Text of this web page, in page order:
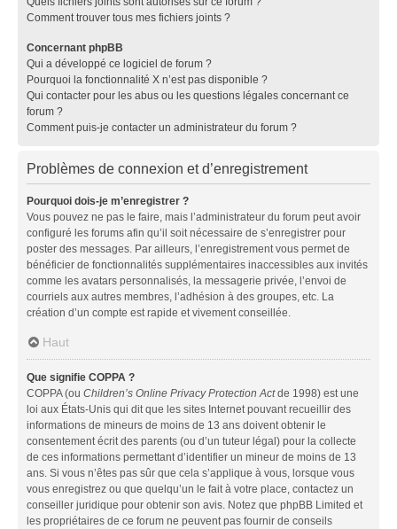
Comment trouver tous mes fichiers joints ?
Concernant phpBB
Qui a développé ce logiciel de forum ?
Pourquoi la fonctionnalité X n’est pas disponible ?
Qui contacter pour les abus ou les questions légales concernant ce
forum ?
Comment puis-je contacter un administrateur du forum ?
Problèmes de connexion et d’enregistrement
Pourquoi dois-je m’enregistrer ?
Vous pouvez ne pas le faire, mais l’administrateur du forum peut avoir
configuré les forums afin qu’il soit nécessaire de s’enregistrer pour
poster des messages. Par ailleurs, l’enregistrement vous permet de
bénéficier de fonctionnalités supplémentaires inaccessibles aux invités
comme les avatars personnalisés, la messagerie privée, l’envoi de
courriels aux autres membres, l’adhésion à des groupes, etc. La
création d’un compte est rapide et vivement conseillée.
Haut
Que signifie COPPA ?
COPPA (ou Children’s Online Privacy Protection Actde 1998) est une
loi aux États-Unis qui dit que les sites Internet pouvant recueillir des
informations de mineurs de moins de 13 ans doivent obtenir le
consentement écrit des parents (ou d’un tuteur légal) pour la collecte
de ces informations permettant d’identifier un mineur de moins de 13
ans. Si vous n’êtes pas sûr que cela s’applique à vous, lorsque vous
vous enregistrez ou que quelqu’un le fait à votre place, contactez un
conseiller juridique pour obtenir son avis. Notez que phpBB Limited et
les propriétaires de ce forum ne peuvent pas fournir de conseils